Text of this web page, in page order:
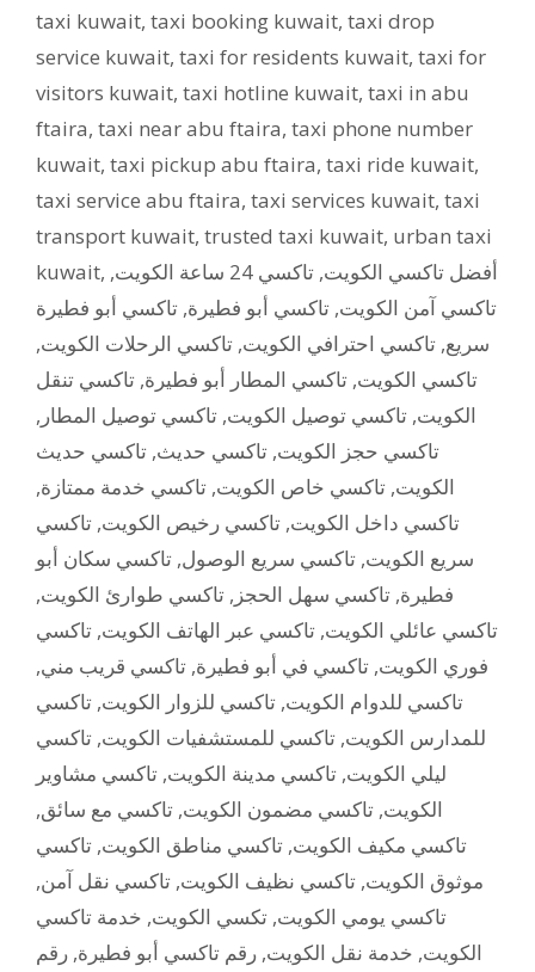
taxi kuwait, taxi booking kuwait, taxi drop
service kuwait, taxi for residents kuwait, taxi for
visitors kuwait, taxi hotline kuwait, taxi in abu
ftaira, taxi near abu ftaira, taxi phone number
kuwait, taxi pickup abu ftaira, taxi ride kuwait,
taxi service abu ftaira, taxi services kuwait, taxi
transport kuwait, trusted taxi kuwait, urban taxi
kuwait, أفضل تاكسي الكويت, تاكسي 24 ساعة الكويت
,
تاكسي آمن الكويت, تاكسي أبو فطيرة, تاكسي أبو فطيرة
سريع, تاكسي احترافي الكويت, تاكسي الرحلات الكويت,
تاكسي الكويت, تاكسي المطار أبو فطيرة, تاكسي تنقل
الكويت, تاكسي توصيل الكويت, تاكسي توصيل المطار ,
تاكسي حجز الكويت, تاكسي حديث, تاكسي حديث
الكويت, تاكسي خاص الكويت, تاكسي خدمة ممتازة,
تاكسي داخل الكويت, تاكسي رخيص الكويت, تاكسي
سريع الكويت, تاكسي سريع الوصول, تاكسي سكان أبو
فطيرة, تاكسي سهل الحجز , تاكسي طوارئ الكويت,
تاكسي عائلي الكويت, تاكسي عبر الهاتف الكويت, تاكسي
فوري الكويت, تاكسي في أبو فطيرة, تاكسي قريب مني,
تاكسي للدوام الكويت, تاكسي للزوار الكويت, تاكسي
للمدارس الكويت, تاكسي للمستشفيات الكويت, تاكسي
ليلي الكويت, تاكسي مدينة الكويت, تاكسي مشاوير
الكويت, تاكسي مضمون الكويت, تاكسي مع سائق,
تاكسي مكيف الكويت, تاكسي مناطق الكويت, تاكسي
موثوق الكويت, تاكسي نظيف الكويت, تاكسي نقل آمن,
تاكسي يومي الكويت, تكسي الكويت, خدمة تاكسي
الكويت, خدمة نقل الكويت, رقم تاكسي أبو فطيرة, رقم